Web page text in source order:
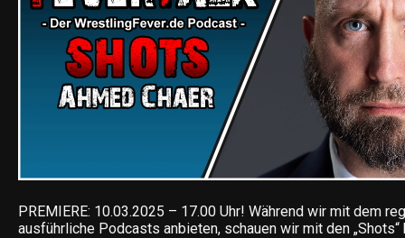
PREMIERE: 10.03.2025 – 17.00 Uhr! Während wir mit dem
ausführliche Podcasts anbieten, schauen wir mit den „Shots“